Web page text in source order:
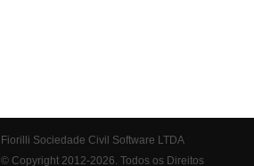
Fiorilli Sociedade Civil Software LTDA
© Copyright 2012-2026. Todos os Direitos